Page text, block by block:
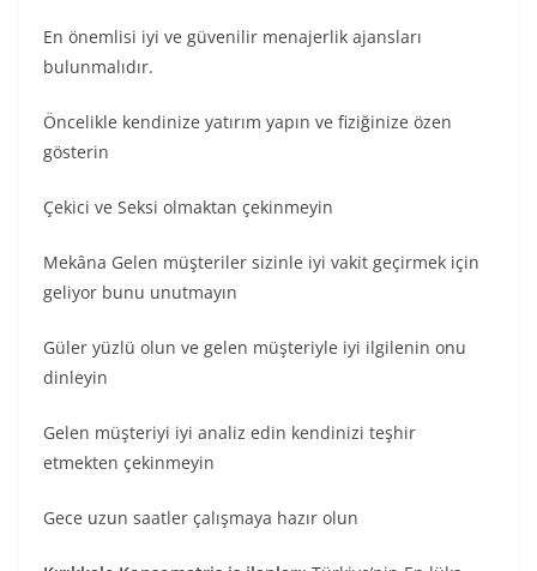
En önemlisi iyi ve güvenilir menajerlik ajansları
bulunmalıdır.
Öncelikle kendinize yatırım yapın ve fiziğinize özen
gösterin
Çekici ve Seksi olmaktan çekinmeyin
Mekâna Gelen müşteriler sizinle iyi vakit geçirmek için
geliyor bunu unutmayın
Güler yüzlü olun ve gelen müşteriyle iyi ilgilenin onu
dinleyin
Gelen müşteriyi iyi analiz edin kendinizi teşhir
etmekten çekinmeyin
Gece uzun saatler çalışmaya hazır olun